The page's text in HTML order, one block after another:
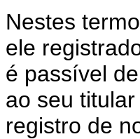
Nestes
ele
é passível
ao seu
registro de